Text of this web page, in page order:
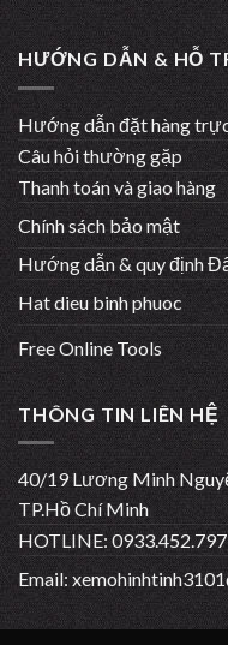
HƯỚNG DẪN & HỖ
Hướng dẫn đặt hàng
Câu hỏi thường gặp
Thanh toán và giao hàng
Chính sách bảo mật
Hướng dẫn & quy định
Hat dieu binh phuoc
Free Online Tools
THÔNG TIN LIÊN HỆ
40/19 Lương Minh
TP.Hồ Chí Minh
HOTLINE: 0933.452.797
Email: